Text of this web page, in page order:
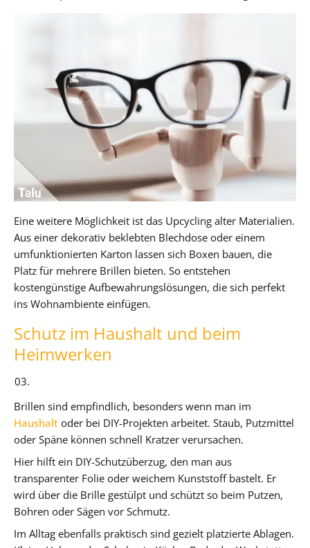
Eine weitere Möglichkeit ist das Upcycling alter Materialien.
Aus einer dekorativ beklebten Blechdose oder einem
umfunktionierten Karton lassen sich Boxen bauen, die
Platz für mehrere Brillen bieten. So entstehen
kostengünstige Aufbewahrungslösungen, die sich perfekt
ins Wohnambiente einfügen.
Schutz im Haushalt und beim
Heimwerken
Brillen sind empfindlich, besonders wenn man im
Haushalt oder bei DIY-Projekten arbeitet. Staub, Putzmittel
oder Späne können schnell Kratzer verursachen.
Hier hilft ein DIY-Schutzüberzug, den man aus
transparenter Folie oder weichem Kunststoff bastelt. Er
wird über die Brille gestülpt und schützt so beim Putzen,
Bohren oder Sägen vor Schmutz.
Im Alltag ebenfalls praktisch sind gezielt platzierte Ablagen.